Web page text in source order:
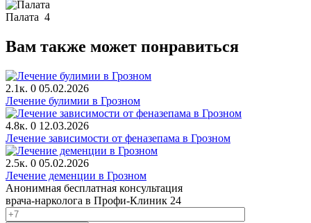
Палата 4
Вам также может понравиться
2.1к. 0 05.02.2026
Лечение булимии в Грозном
4.8к. 0 12.03.2026
Лечение зависимости от феназепама в Грозном
2.5к. 0 05.02.2026
Лечение деменции в Грозном
Анонимная бесплатная консультация
врача-нарколога в Профи-Клиник 24